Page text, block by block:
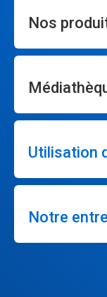
Nos
Utilisation
Notre